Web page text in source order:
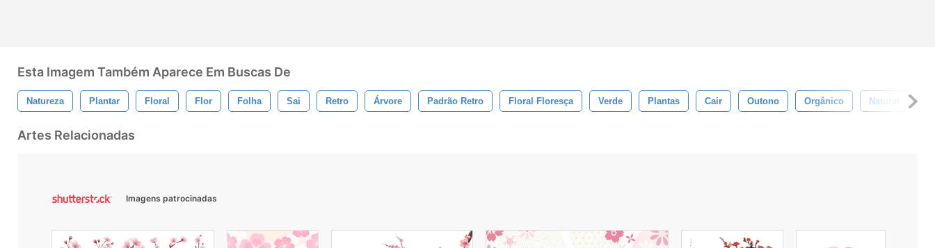
Esta Imagem Também Aparece Em Buscas De
Natureza Plantar Floral Flor Folha Sai Retro Árvore Padrão Retro Floral Floresça Verde Plantas Cair Outono Orgânico Natural
Artes Relacionadas
Imagens patrocinadas